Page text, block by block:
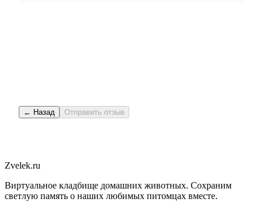
← Назад Отправить отзыв
Zvelek.ru
Виртуальное кладбище домашних животных. Сохраним
светлую память о наших любимых питомцах вместе.